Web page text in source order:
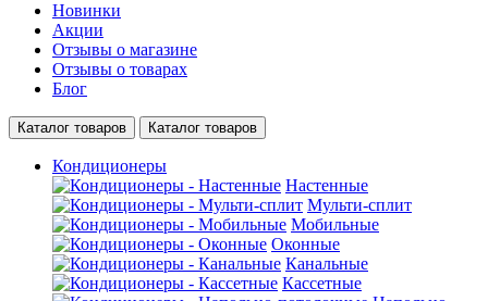
Новинки
Акции
Отзывы о магазине
Отзывы о товарах
Блог
Каталог товаров Каталог товаров
Кондиционеры
Настенные
Мульти-сплит
Мобильные
Оконные
Канальные
Кассетные